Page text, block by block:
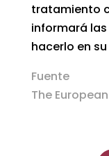
tratamiento
informará
hacerlo en
Fuente
The